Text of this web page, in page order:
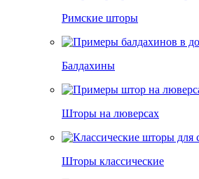
Римские шторы
Балдахины
Шторы на люверсах
Шторы классические